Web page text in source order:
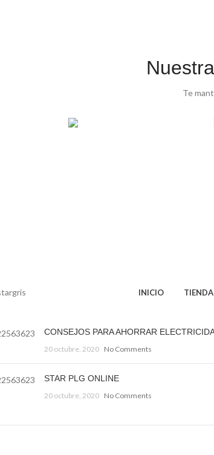
Te
INICIO TIENDA
CONSEJOS PARA AHORRAR
20 octubre, 2020 No Comments
STAR PLG ONLINE
20 octubre, 2020 No Comments